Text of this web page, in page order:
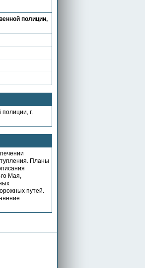
полиции,
г.
Планы
го Мая,
путей.